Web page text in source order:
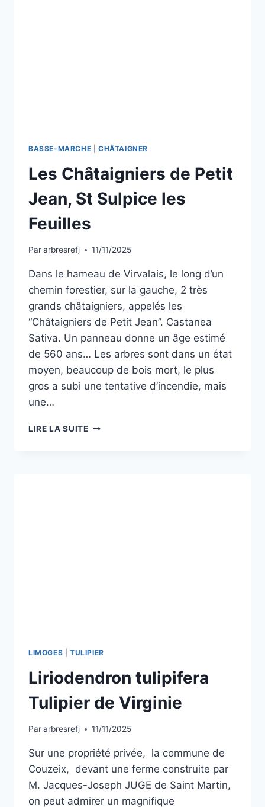
BASSE-MARCHE CHÂTAIGNER
Les Châtaigniers de Petit
Jean, St Sulpice les
Feuilles
Pararbresrefj 11/11/2025
Dans le hameau de Virvalais, le long d’un
chemin forestier, sur la gauche, 2 très
grands châtaigniers, appelés les
“Châtaigniers de Petit Jean”. Castanea
Sativa. Un panneau donne un âge estimé
de 560 ans… Les arbres sont dans un état
moyen, beaucoup de bois mort, le plus
gros a subi une tentative d’incendie, mais
une…
LIRE LA SUITELES
LIMOGES TULIPIER
Liriodendron tulipifera
Tulipier de Virginie
Pararbresrefj 11/11/2025
Sur une propriété privée, la commune de
Couzeix, devant une ferme construite par
M. Jacques-Joseph JUGE de Saint Martin,
on peut admirer un magnifique